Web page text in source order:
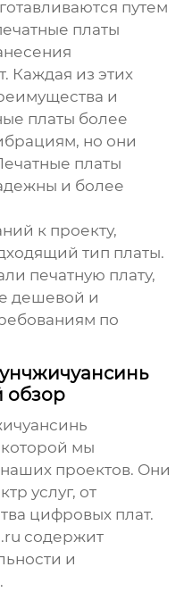
путем
платы
Каждая из этих
и
платы более
но они
платы
и более
к проекту,
тип платы.
печатную плату,
дешевой и
по
обзор
мы
проектов. Они
услуг, от
цифровых плат.
содержит
и